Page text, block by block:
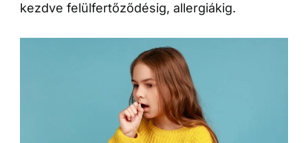
kezdve felülfertőződésig, allergiákig.